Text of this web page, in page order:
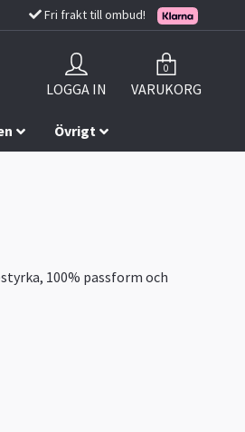
Fri frakt till ombud!
LOGGA IN
0
VARUKORG
Övrigt
100% passform och